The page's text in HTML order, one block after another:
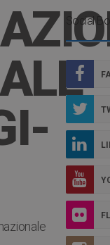
Social Box